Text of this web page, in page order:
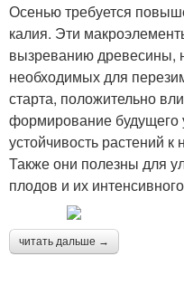
Осенью требуется
калия. Эти
вызреванию древесины,
необходимых для
старта, положительно
формирование
устойчивость растений
Также они полезны для
плодов и их
читать дальше →